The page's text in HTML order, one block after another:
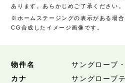
あります。あらかじめご了承ください。
※ホームステージングの表示がある場
CG合成したイメージ画像です。
物件名
サングローブ
カナ
サングローブ